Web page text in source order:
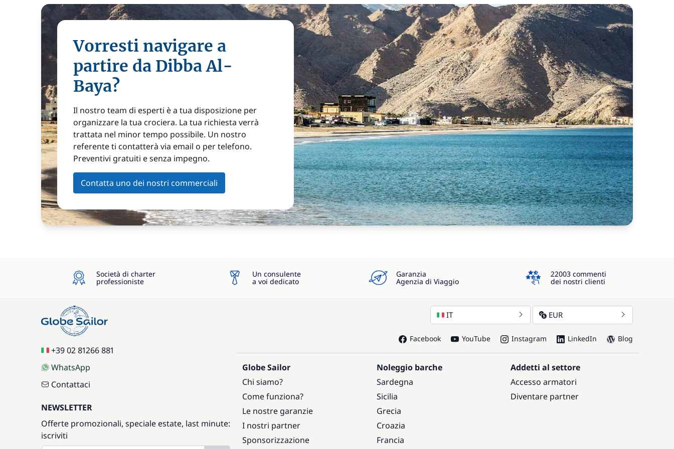
Vorresti navigare a
partire da Dibba Al-
Baya?
Il nostro team di esperti è a tua disposizione per
organizzare la tua crociera. La tua richiesta verrà
trattata nel minor tempo possibile. Un nostro
referente ti contatterà via email o per telefono.
Preventivi gratuiti e senza impegno.
Contatta uno dei nostri commerciali
Società di charter
professioniste
Un consulente
a voi dedicato
Garanzia
Agenzia di Viaggio
4.3
22003 commenti
dei nostri clienti
+39 02 81266 881
WhatsApp
Contattaci
NEWSLETTER
Offerte promozionali, speciale estate, last minute:
iscriviti
IT EUR
Facebook YouTube Instagram LinkedIn Blog
Globe Sailor
Chi siamo?
Come funziona?
Le nostre garanzie
I nostri partner
Sponsorizzazione
Noleggio barche
Sardegna
Sicilia
Grecia
Croazia
Francia
Addetti al settore
Accesso armatori
Diventare partner